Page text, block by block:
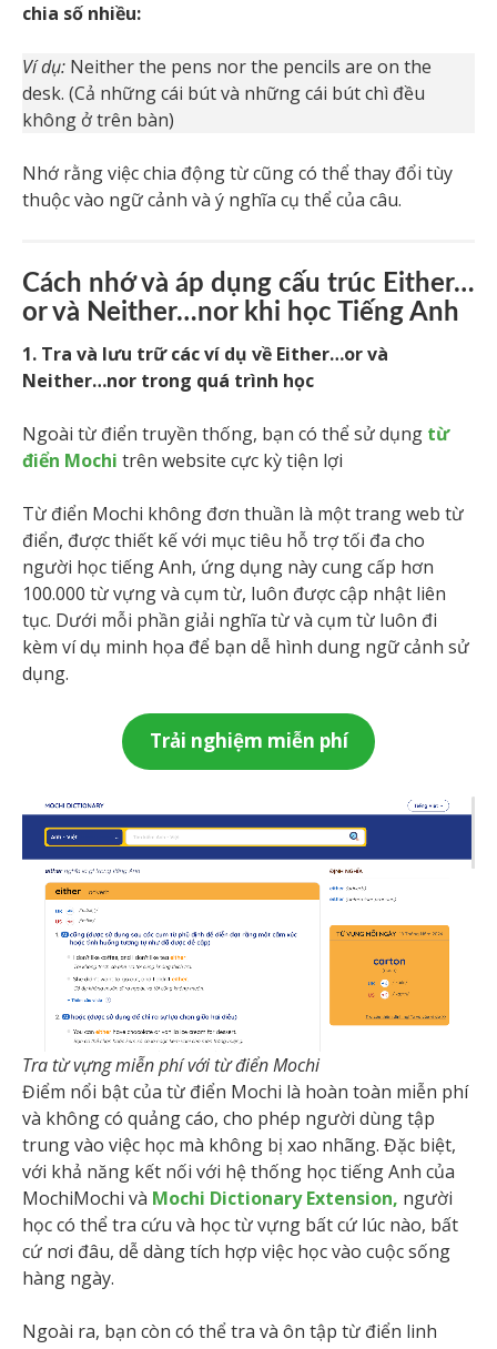
chia số nhiều:
Ví dụ: Neither the pens nor the pencils are on the
desk. (Cả những cái bút và những cái bút chì đều
không ở trên bàn)
Nhớ rằng việc chia động từ cũng có thể thay đổi tùy
thuộc vào ngữ cảnh và ý nghĩa cụ thể của câu.
Cách nhớ và áp dụng cấu trúc Either…
or và Neither…nor khi học Tiếng Anh
1. Tra và lưu trữ các ví dụ về Either…or và
Neither…nor trong quá trình học
Ngoài từ điển truyền thống, bạn có thể sử dụng từ
điển Mochi trên website cực kỳ tiện lợi
Từ điển Mochi không đơn thuần là một trang web từ
điển, được thiết kế với mục tiêu hỗ trợ tối đa cho
người học tiếng Anh, ứng dụng này cung cấp hơn
100.000 từ vựng và cụm từ, luôn được cập nhật liên
tục. Dưới mỗi phần giải nghĩa từ và cụm từ luôn đi
kèm ví dụ minh họa để bạn dễ hình dung ngữ cảnh sử
dụng.
Trải nghiệm miễn phí
Tra từ vựng miễn phí với từ điển Mochi
Điểm nổi bật của từ điển Mochi là hoàn toàn miễn phí
và không có quảng cáo, cho phép người dùng tập
trung vào việc học mà không bị xao nhãng. Đặc biệt,
với khả năng kết nối với hệ thống học tiếng Anh của
MochiMochi và Mochi Dictionary Extension, người
học có thể tra cứu và học từ vựng bất cứ lúc nào, bất
cứ nơi đâu, dễ dàng tích hợp việc học vào cuộc sống
hàng ngày.
Ngoài ra, bạn còn có thể tra và ôn tập từ điển linh